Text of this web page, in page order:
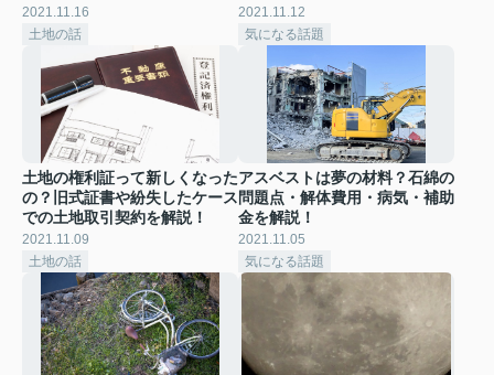
2021.11.16
土地の話
2021.11.12
気になる話題
土地の権利証って新しくなった
の？旧式証書や紛失したケース
での土地取引契約を解説！
2021.11.09
土地の話
アスベストは夢の材料？石綿の
問題点・解体費用・病気・補助
金を解説！
2021.11.05
気になる話題